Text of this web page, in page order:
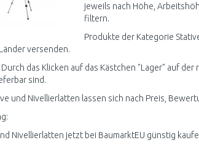
jeweils nach Höhe,
filtern.
Produkte der Kategorie
versenden.
Durch das Klicken auf das Kästchen "Lager" auf
sind.
und Nivellierlatten lassen sich nach Preis,
Nivellierlatten jetzt bei BaumarktEU günstig